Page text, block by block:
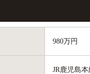
980万円
JR鹿児島